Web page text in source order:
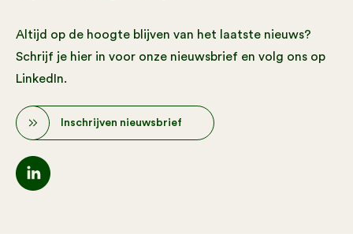
Altijd op de hoogte blijven van het laatste nieuws?
Schrijf je hier in voor onze nieuwsbrief en volg ons op
LinkedIn.
Inschrijven nieuwsbrief